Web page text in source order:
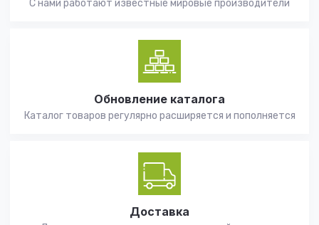
С нами работают известные мировые производители
Обновление каталога
Каталог товаров регулярно расширяется и пополняется
Доставка